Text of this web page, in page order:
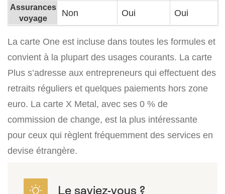
Assurances
voyage
Non Oui Oui
La carte One est incluse dans toutes les formules et
convient à la plupart des usages courants. La carte
Plus s’adresse aux entrepreneurs qui effectuent des
retraits réguliers et quelques paiements hors zone
euro. La carte X Metal, avec ses 0 % de
commission de change, est la plus intéressante
pour ceux qui règlent fréquemment des services en
devise étrangère.